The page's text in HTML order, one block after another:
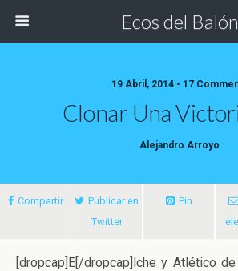
Ecos del Balón
19 Abril, 2014 • 17
Clonar Una
Alejandro Arroyo
Compartir
Publicar en
Twitter
Pin
[dropcap]E[/dropcap]lche y Atlético